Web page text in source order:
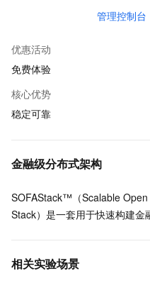
管理控制台
优惠活动
免费体验
核心优势
稳定可靠
金融级分布式架构
SOFAStack™（Scalable
Stack）是一套用于快速构建金
相关实验场景